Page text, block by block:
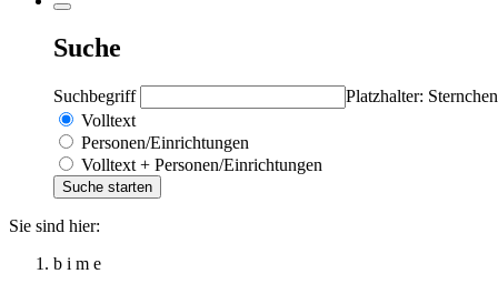
Suche
Suchbegriff
Platzhalter:
Volltext
Personen/Einrichtungen
Volltext + Personen/Einrichtungen
Sie sind hier:
b i m e